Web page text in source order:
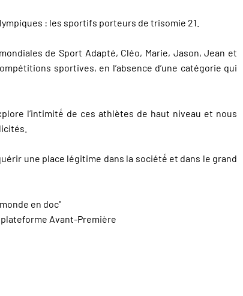
: les sportifs porteurs de trisomie 21.
de Sport Adapté, Cléo, Marie, Jason, Jean et
sportives, en l’absence d’une catégorie qui
l’intimité́ de ces athlètes de haut niveau et nous
és.
une place légitime dans la société́ et dans le grand
en doc"
Avant-Première